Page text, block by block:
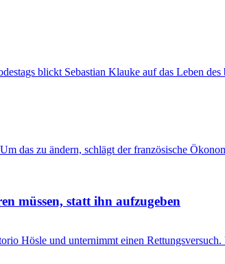
blickt Sebastian Klauke auf das Leben
das zu ändern, schlägt der französische
müssen, statt ihn aufzugeben
Hösle und unternimmt einen